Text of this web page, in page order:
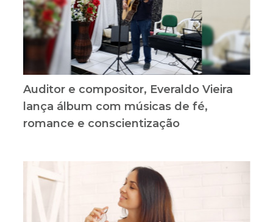
Auditor e compositor, Everaldo Vieira
lança álbum com músicas de fé,
romance e conscientização